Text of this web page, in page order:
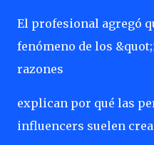
El profesional agregó
fenómeno de los
razones
explican por qué las
influencers suelen